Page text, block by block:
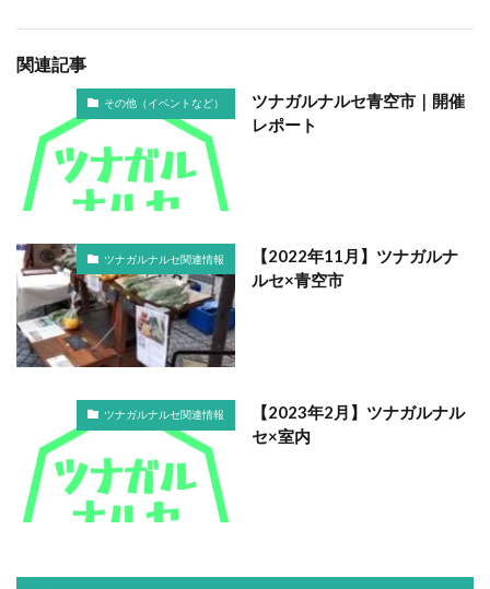
関連記事
その他（イベントなど）
ツナガルナルセ青空市｜開催
レポート
ツナガルナルセ関連情報
【2022年11月】ツナガルナ
ルセ×青空市
ツナガルナルセ関連情報
【2023年2月】ツナガルナル
セ×室内